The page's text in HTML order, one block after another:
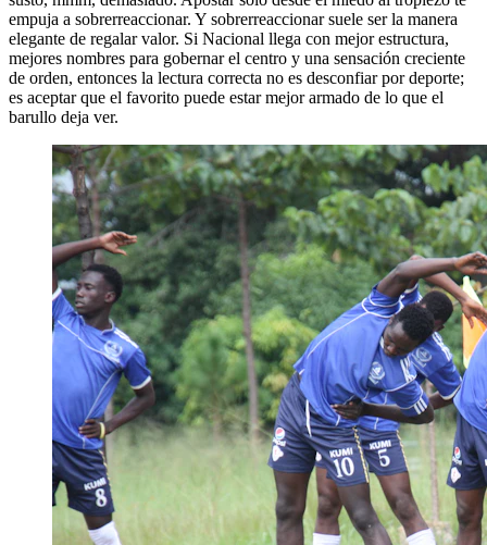
empuja a sobrerreaccionar. Y sobrerreaccionar suele ser la manera
elegante de regalar valor. Si Nacional llega con mejor estructura,
mejores nombres para gobernar el centro y una sensación creciente
de orden, entonces la lectura correcta no es desconfiar por deporte;
es aceptar que el favorito puede estar mejor armado de lo que el
barullo deja ver.